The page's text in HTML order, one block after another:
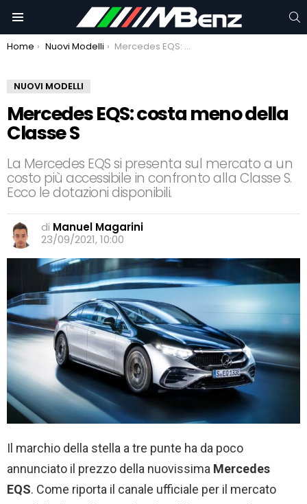
You are here:
Home Nuovi Modelli Mercedes EQS: costa meno della Classe S
NUOVI MODELLI
Mercedes EQS: costa meno della
Classe S
La Mercedes EQS si presenta sul mercato a un
costo più accessibile in confronto alla Classe S.
Ecco le dotazioni disponibili.
di Manuel Magarini
23/09/2021, 10:00
Il marchio della stella a tre punte ha da poco
annunciato il prezzo della nuovissima Mercedes
EQS. Come riporta il canale ufficiale per il mercato